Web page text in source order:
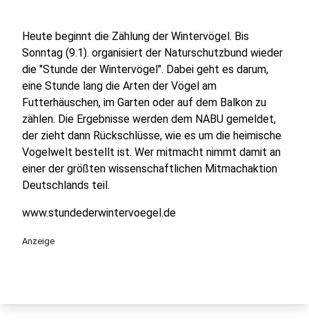
Heute beginnt die Zählung der Wintervögel. Bis
Sonntag (9.1). organisiert der Naturschutzbund wieder
die "Stunde der Wintervögel". Dabei geht es darum,
eine Stunde lang die Arten der Vögel am
Futterhäuschen, im Garten oder auf dem Balkon zu
zählen. Die Ergebnisse werden dem NABU gemeldet,
der zieht dann Rückschlüsse, wie es um die heimische
Vogelwelt bestellt ist. Wer mitmacht nimmt damit an
einer der größten wissenschaftlichen Mitmachaktion
Deutschlands teil.
www.stundederwintervoegel.de
Anzeige